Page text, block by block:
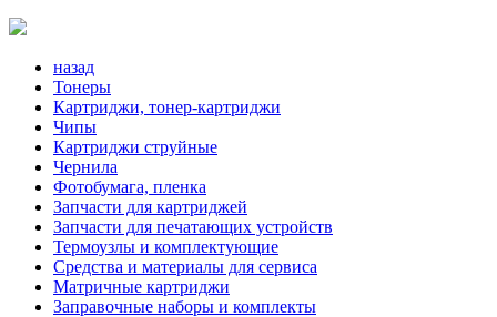
назад
Тонеры
Картриджи, тонер-картриджи
Чипы
Картриджи струйные
Чернила
Фотобумага, пленка
Запчасти для картриджей
Запчасти для печатающих устройств
Термоузлы и комплектующие
Средства и материалы для сервиса
Матричные картриджи
Заправочные наборы и комплекты